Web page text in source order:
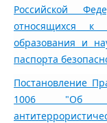
Российской
относящихся к
образования и
паспорта
Постановление
1006 "Об